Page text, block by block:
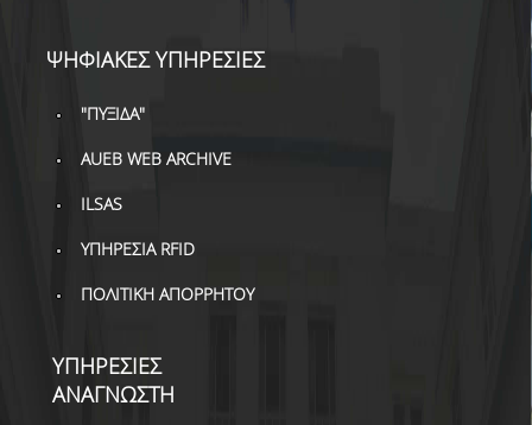
ΨΗΦΙΑΚΕΣ ΥΠΗΡΕΣΙΕΣ
"ΠΥΞΙΔΑ"
AUEB WEB ARCHIVE
ILSAS
ΥΠΗΡΕΣΙΑ RFID
ΠΟΛΙΤΙΚΗ ΑΠΟΡΡΗΤΟΥ
ΥΠΗΡΕΣΙΕΣ
ΑΝΑΓΝΩΣΤΗ